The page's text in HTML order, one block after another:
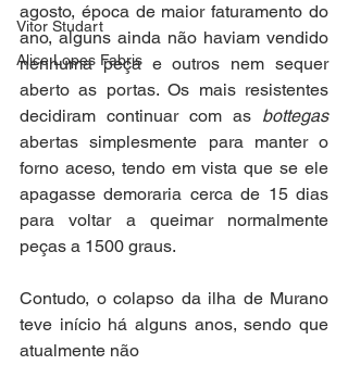
Vitor Studart
Alice Lopes Fabris
agosto, época de maior faturamento do
ano, alguns ainda não haviam vendido
nenhuma peça e outros nem sequer
aberto as portas. Os mais resistentes
decidiram continuar com as bottegas
abertas simplesmente para manter o
forno aceso, tendo em vista que se ele
apagasse demoraria cerca de 15 dias
para voltar a queimar normalmente
peças a 1500 graus.
Contudo, o colapso da ilha de Murano
teve início há alguns anos, sendo que
atualmente não